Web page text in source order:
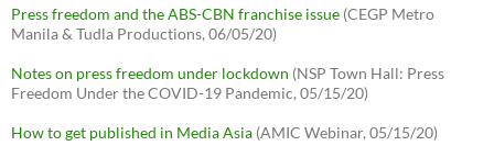
Press freedom and the ABS-CBN franchise issue (CEGP Metro
Manila & Tudla Productions, 06/05/20)
Notes on press freedom under lockdown (NSP Town Hall: Press
Freedom Under the COVID-19 Pandemic, 05/15/20)
How to get published in Media Asia (AMIC Webinar, 05/15/20)